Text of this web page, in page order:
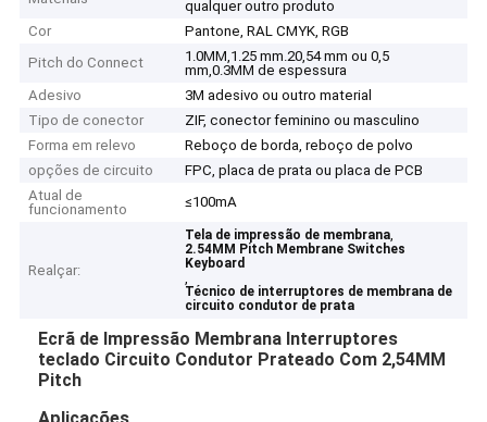
qualquer outro produto
Cor
Pantone, RAL CMYK, RGB
Pitch do Connect
1.0MM,1.25 mm.20,54 mm ou 0,5
mm,0.3MM de espessura
Adesivo
3M adesivo ou outro material
Tipo de conector
ZIF, conector feminino ou masculino
Forma em relevo
Reboço de borda, reboço de polvo
opções de circuito
FPC, placa de prata ou placa de PCB
Atual de
funcionamento
≤100mA
Realçar:
Tela de impressão de membrana,
2.54MM Pitch Membrane Switches
Keyboard
,
Técnico de interruptores de membrana de
circuito condutor de prata
Ecrã de Impressão Membrana Interruptores
teclado Circuito Condutor Prateado Com 2,54MM
Pitch